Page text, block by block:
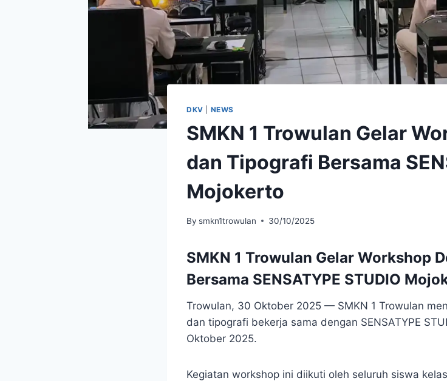
DKV NEWS
SMKN 1 Trowulan Gelar
dan Tipografi Bersama
Mojokerto
By smkn1trowulan 30/10/2025
SMKN 1 Trowulan Gelar Workshop
Bersama SENSATYPE STUDIO
Trowulan, 30 Oktober 2025 — SMKN 1 Trowulan
dan tipografi bekerja sama dengan SENSATYPE
Oktober 2025.
Kegiatan workshop ini diikuti oleh seluruh siswa